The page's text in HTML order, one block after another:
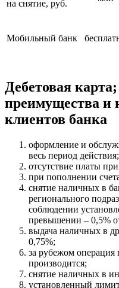
на снятие, руб.
Мобильный банк
Дебетовая
преимущества и
клиентов банка
оформление и
весь период действия;
отсутствие платы
при пополнении
снятие наличных в
регионального
соблюдении
превышении – 0,5%
выдача наличных в
0,75%;
за рубежом
производится;
снятие наличных в
установленный